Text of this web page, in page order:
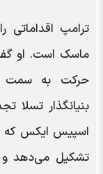
ترامپ اقداماتی
ماسک است. او
حرکت به سمت
بنیانگذار تسلا
تشکیل می‌دهد